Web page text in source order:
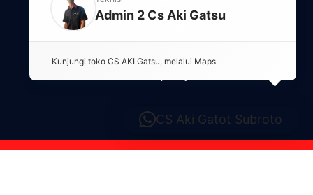
Submit Ticket
Admin 2 Cs Aki Gatsu
Kunjungi toko CS AKI Gatsu, melalui Maps
CS Aki Gatot Subroto